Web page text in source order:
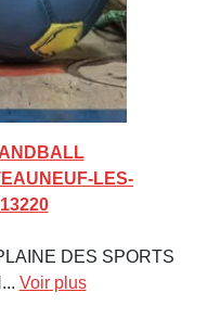
LES-
DES SPORTS
Voir plus